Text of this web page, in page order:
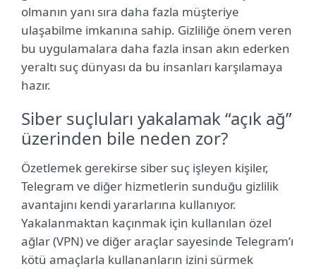
olmanın yanı sıra daha fazla müşteriye
ulaşabilme imkanına sahip. Gizliliğe önem veren
bu uygulamalara daha fazla insan akın ederken
yeraltı suç dünyası da bu insanları karşılamaya
hazır.
Siber suçluları yakalamak “açık ağ”
üzerinden bile neden zor?
Özetlemek gerekirse siber suç işleyen kişiler,
Telegram ve diğer hizmetlerin sunduğu gizlilik
avantajını kendi yararlarına kullanıyor.
Yakalanmaktan kaçınmak için kullanılan özel
ağlar (VPN) ve diğer araçlar sayesinde Telegram’ı
kötü amaçlarla kullananların izini sürmek